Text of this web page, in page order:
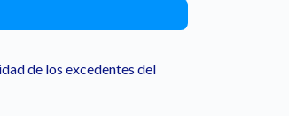
de los excedentes del